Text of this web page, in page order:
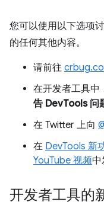
您可以使用以下选项
的任何其他内容。
请前往
在开发者工具中
告 DevTools 问
在 Twitter 上向
在 DevTools 新
YouTube 视频中
开发者工具的